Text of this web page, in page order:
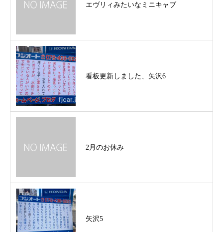
エヴリィみたいなミニキャブ
看板更新しました、矢沢6
2月のお休み
矢沢5